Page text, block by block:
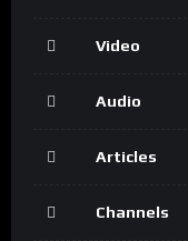
Video
Audio
Articles
Channels